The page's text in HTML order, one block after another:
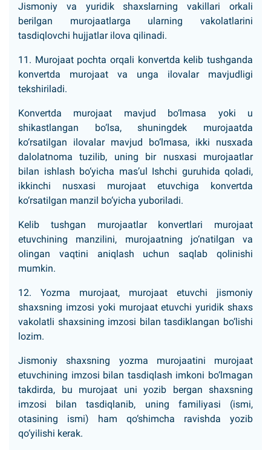
Jismoniy va yuridik shaxslarning vakillari orkali
berilgan murojaatlarga ularning vakolatlarini
tasdiqlovchi hujjatlar ilova qilinadi.
11. Murojaat pochta orqali konvertda kelib tushganda
konvertda murojaat va unga ilovalar mavjudligi
tekshiriladi.
Konvertda murojaat mavjud bo‘lmasa yoki u
shikastlangan bo‘lsa, shuningdek murojaatda
ko‘rsatilgan ilovalar mavjud bo‘lmasa, ikki nusxada
dalolatnoma tuzilib, uning bir nusxasi murojaatlar
bilan ishlash bo‘yicha mas’ul Ishchi guruhida qoladi,
ikkinchi nusxasi murojaat etuvchiga konvertda
ko‘rsatilgan manzil bo‘yicha yuboriladi.
Kelib tushgan murojaatlar konvertlari murojaat
etuvchining manzilini, murojaatning jo‘natilgan va
olingan vaqtini aniqlash uchun saqlab qolinishi
mumkin.
12. Yozma murojaat, murojaat etuvchi jismoniy
shaxsning imzosi yoki murojaat etuvchi yuridik shaxs
vakolatli shaxsining imzosi bilan tasdiklangan bo‘lishi
lozim.
Jismoniy shaxsning yozma murojaatini murojaat
etuvchining imzosi bilan tasdiqlash imkoni bo‘lmagan
takdirda, bu murojaat uni yozib bergan shaxsning
imzosi bilan tasdiqlanib, uning familiyasi (ismi,
otasining ismi) ham qo‘shimcha ravishda yozib
qo‘yilishi kerak.